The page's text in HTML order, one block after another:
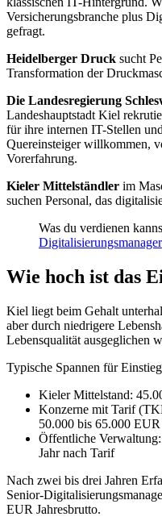
Versicherungsbranche plus
gefragt.
Heidelberger Druck sucht
Transformation der
Die Landesregierung
Landeshauptstadt Kiel
für ihre internen IT-Stellen
Quereinsteiger willkommen,
Vorerfahrung.
Kieler Mittelständler im
suchen Personal, das
Was du verdienen
Digitalisierungsmanager
Wie hoch ist das
Kiel liegt beim Gehalt
aber durch niedrigere
Lebensqualität ausgeglichen
Typische Spannen für
Kieler Mittelstand:
Konzerne mit Tarif
50.000 bis 65.000
Öffentliche
Jahr nach Tarif
Nach zwei bis drei Jahren
Senior-
EUR Jahresbrutto.